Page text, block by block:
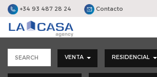
+34 93 487 28 24 Contacto
VENTA RESIDENCIAL